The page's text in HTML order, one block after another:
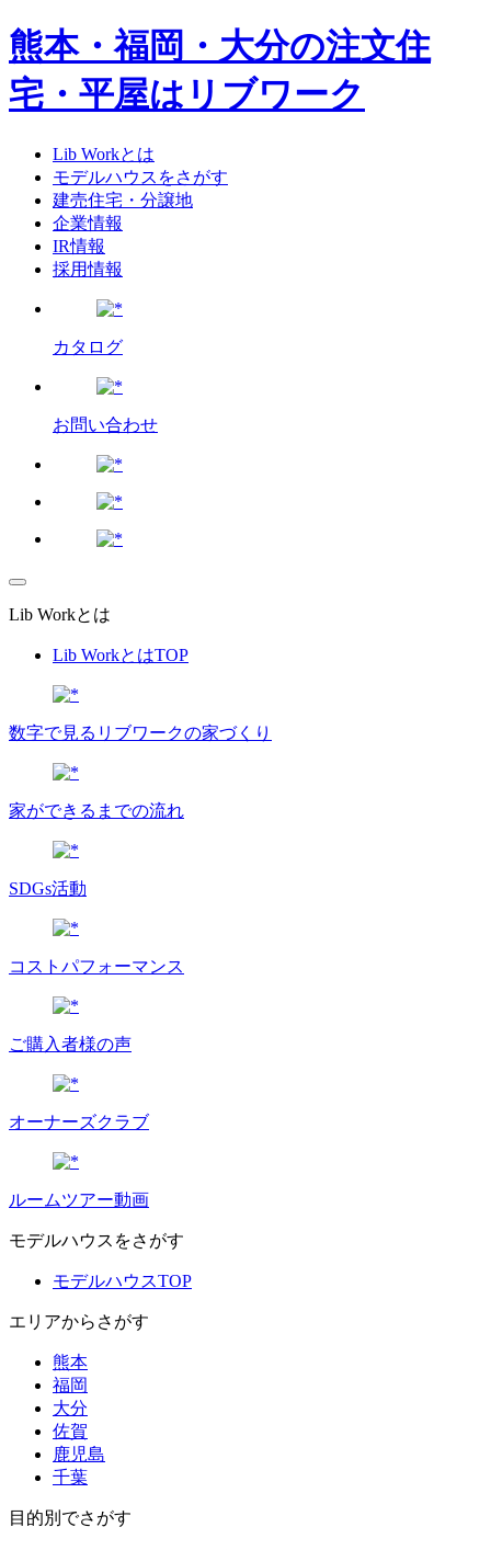
熊本・福岡・大分の注文住
宅・平屋はリブワーク
Lib Workとは
モデルハウスをさがす
建売住宅・分譲地
企業情報
IR情報
採用情報
カタログ
お問い合わせ
Lib Workとは
Lib WorkとはTOP
数字で⾒るリブワークの家づくり
家ができるまでの流れ
SDGs活動
コストパフォーマンス
ご購入者様の声
オーナーズクラブ
ルームツアー動画
モデルハウスをさがす
モデルハウスTOP
エリアからさがす
熊本
福岡
大分
佐賀
鹿児島
千葉
目的別でさがす